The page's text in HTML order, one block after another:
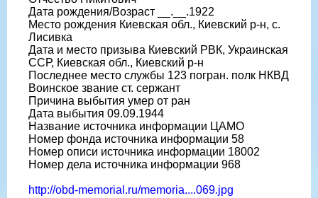
Дата рождения/Возраст __.__.1922
Место рождения Киевская обл., Киевский р-н, с.
Лисивка
Дата и место призыва Киевский РВК, Украинская
ССР, Киевская обл., Киевский р-н
Последнее место службы 123 погран. полк НКВД
Воинское звание ст. сержант
Причина выбытия умер от ран
Дата выбытия 09.09.1944
Название источника информации ЦАМО
Номер фонда источника информации 58
Номер описи источника информации 18002
Номер дела источника информации 968
http://obd-memorial.ru/memoria....069.jpg